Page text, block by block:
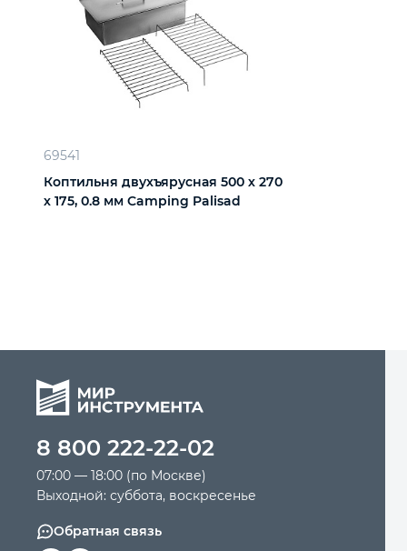
69541
Коптильня двухъярусная 500 х 270
х 175, 0.8 мм Camping Palisad
8 800 222-22-02
07:00 — 18:00 (по Москве)
Выходной: суббота, воскресенье
Обратная связь